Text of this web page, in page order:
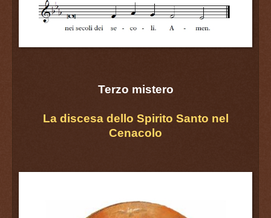
Terzo mistero
La discesa dello Spirito Santo nel
Cenacolo